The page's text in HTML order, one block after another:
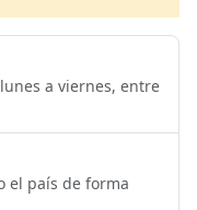
a viernes, entre
el país de forma